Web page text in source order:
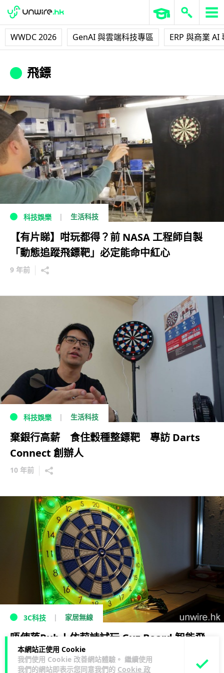
WWDC 2026 GenAI 與雲端科技專區 ERP 與商業 AI
本網站正使用 Cookie
我們使用 Cookie 改善網站體驗。 繼續使用
我們的網站即表示您同意我們的 Cookie 政
飛鏢
科技娛樂 生活科技
【有片睇】咁玩都得？前 NASA 工程師自製
「動態追蹤飛鏢靶」必定能命中紅心
9 年前
科技娛樂 生活科技
棄銀行高薪 食住穀種整鏢靶 專訪 Darts
Connect 創辦人
10 年前
3C科技 家居無線
唔使落Pub！依莉詩試玩 Guz Board 智能飛
鏢靶
11 年前